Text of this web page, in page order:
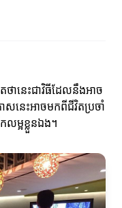
ានេះជាវិធីដែលនឹងអាច
នេះអាចមកពីជីវិតប្រចាំ
ែលម្អខ្លួនឯង។